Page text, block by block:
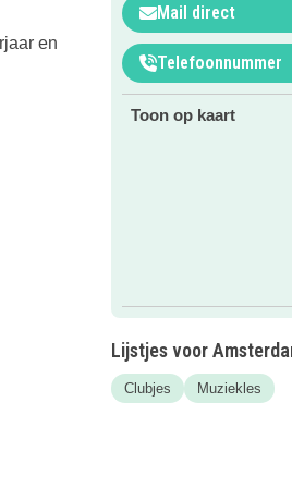
en
Mail direct
Telefoonnummer
Toon op kaart
Lijstjes voor
Clubjes Muziekles